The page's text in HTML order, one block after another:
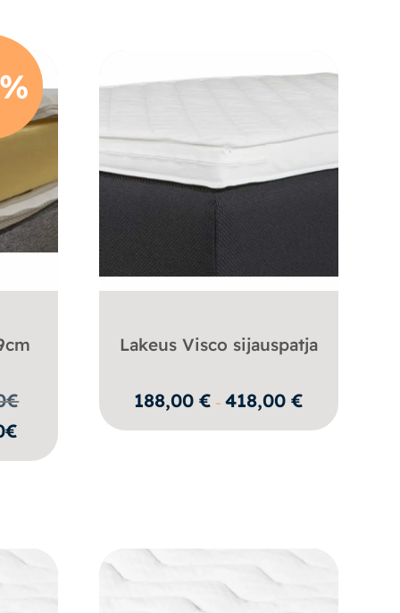
€
Lakeus Visco sijauspatja
188,00€ – 418,00€
188,00 €
-